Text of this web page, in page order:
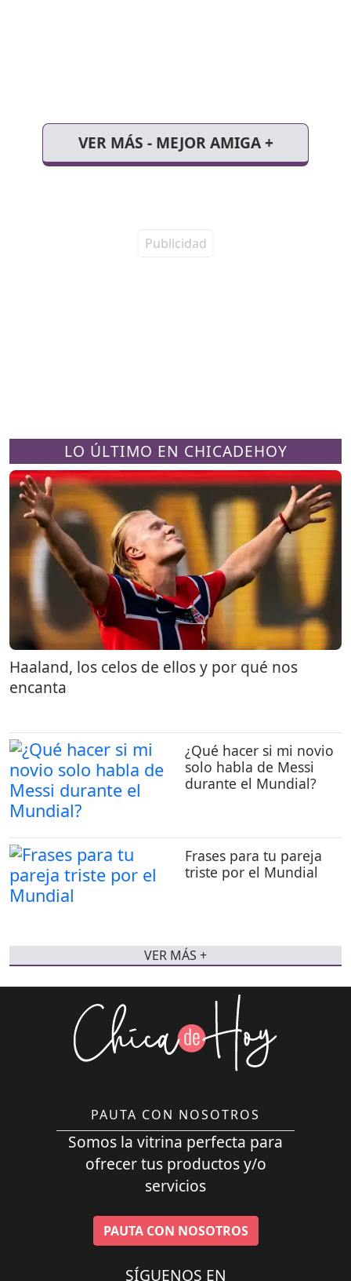
VER MÁS - MEJOR AMIGA +
LO ÚLTIMO EN CHICADEHOY
Haaland, los celos de ellos y por qué nos
encanta
¿Qué hacer si mi novio
solo habla de Messi
durante el Mundial?
Frases para tu pareja
triste por el Mundial
VER MÁS +
PAUTA CON NOSOTROS
Somos la vitrina perfecta para
ofrecer tus productos y/o
servicios
PAUTA CON NOSOTROS
SÍGUENOS EN